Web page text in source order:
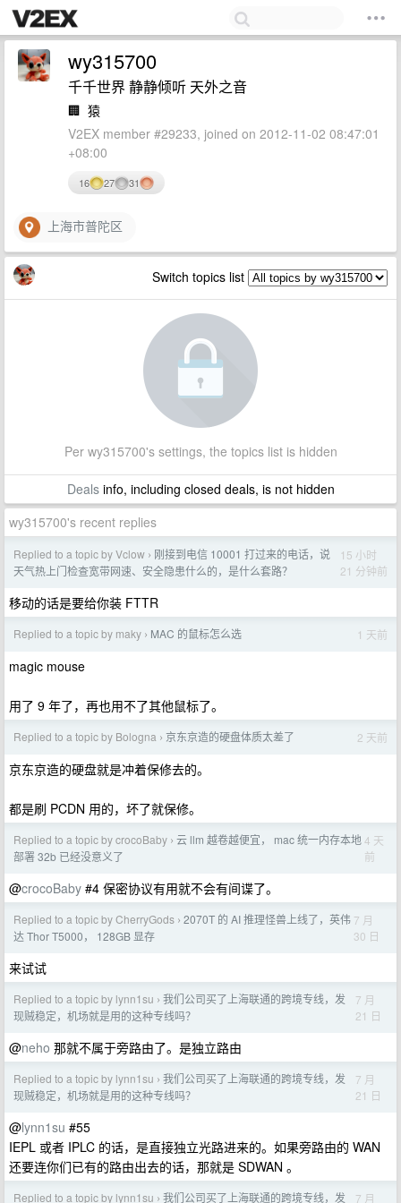
wy315700
千千世界 静静倾听 天外之音
🏢 猿
V2EX member #29233, joined on 2012-11-02 08:47:01
+08:00
16 27 31
上海市普陀区
Switch topics list
Per wy315700's settings, the topics list is hidden
Dealsinfo, including closed deals, is not hidden
wy315700's recent replies
Replied to a topic by Vclow › 刚接到电信 10001 打过来的电话，说
天气热上门检查宽带网速、安全隐患什么的，是什么套路？
15 小时
21 分钟前
移动的话是要给你装 FTTR
Replied to a topic by maky › MAC 的鼠标怎么选 1 天前
magic mouse
用了 9 年了，再也用不了其他鼠标了。
Replied to a topic by Bologna › 京东京造的硬盘体质太差了 2 天前
京东京造的硬盘就是冲着保修去的。
都是刷 PCDN 用的，坏了就保修。
Replied to a topic by crocoBaby › 云 llm 越卷越便宜， mac 统一内存本地
部署 32b 已经没意义了
4 天
前
@crocoBaby #4 保密协议有用就不会有间谍了。
Replied to a topic by CherryGods › 2070T 的 AI 推理怪兽上线了，英伟
达 Thor T5000， 128GB 显存
7 月
30 日
来试试
Replied to a topic by lynn1su › 我们公司买了上海联通的跨境专线，发
现贼稳定，机场就是用的这种专线吗？
7 月
21 日
@neho 那就不属于旁路由了。是独立路由
Replied to a topic by lynn1su › 我们公司买了上海联通的跨境专线，发
现贼稳定，机场就是用的这种专线吗？
7 月
21 日
@lynn1su #55
IEPL 或者 IPLC 的话，是直接独立光路进来的。如果旁路由的 WAN
还要连你们已有的路由出去的话，那就是 SDWAN 。
Replied to a topic by lynn1su › 我们公司买了上海联通的跨境专线，发 7 月